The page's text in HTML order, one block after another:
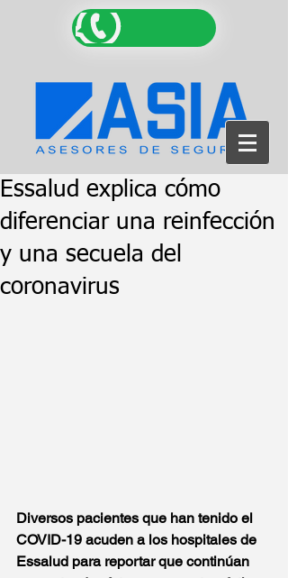
Essalud explica cómo
diferenciar una reinfección
y una secuela del
coronavirus
Diversos pacientes que han tenido el
COVID-19 acuden a los hospitales de
Essalud para reportar que continúan